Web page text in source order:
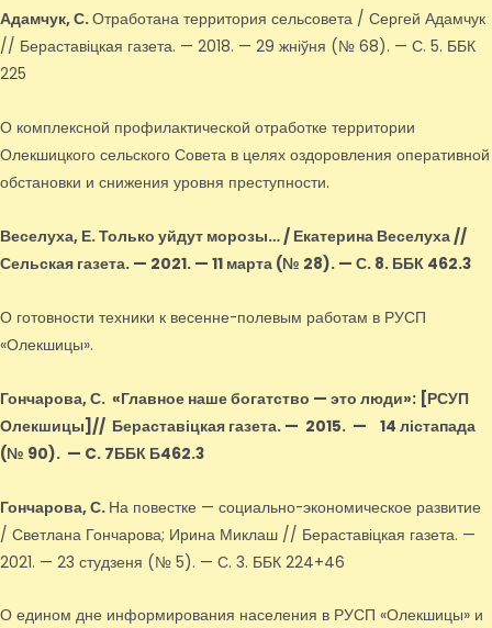
Адамчук, С.Отработана территория сельсовета / Сергей Адамчук
// Бераставіцкая газета. — 2018. — 29 жніўня (№ 68). — С. 5. ББК
225
О комплексной профилактической отработке территории
Олекшицкого сельского Совета в целях оздоровления оперативной
обстановки и снижения уровня преступности.
Веселуха, Е.Только уйдут морозы… / Екатерина Веселуха //
Сельская газета. — 2021. — 11 марта (№ 28). — С. 8. ББК 462.3
О готовности техники к весенне-полевым работам в РУСП
«Олекшицы».
Гончарова, С. «Главное наше богатство — это люди»: [РСУП
Олекшицы] // Бераставіцкая газета. — 2015. — 14 лістапада
(№ 90). — C. 7ББК Б462.3
Гончарова, С. На повестке — социально-экономическое развитие
/ Светлана Гончарова; Ирина Миклаш // Бераставіцкая газета. —
2021. — 23 студзеня (№ 5). — С. 3. ББК 224+46
О едином дне информирования населения в РУСП «Олекшицы» и